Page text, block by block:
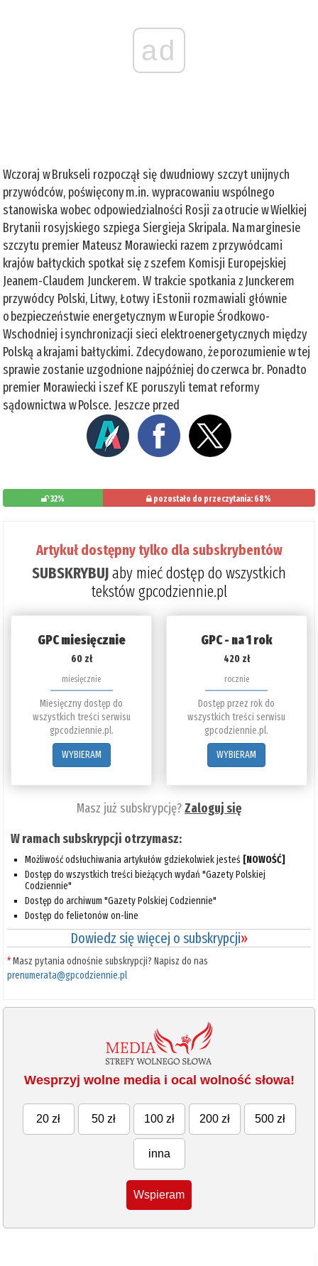
ad
Wczoraj w Brukseli rozpoczął się dwudniowy szczyt unijnych
przywódców, poświęcony m.in. wypracowaniu wspólnego
stanowiska wobec odpowiedzialności Rosji za otrucie w Wielkiej
Brytanii rosyjskiego szpiega Siergieja Skripala. Na marginesie
szczytu premier Mateusz Morawiecki razem z przywódcami
krajów bałtyckich spotkał się z szefem Komisji Europejskiej
Jeanem-Claudem Junckerem. W trakcie spotkania z Junckerem
przywódcy Polski, Litwy, Łotwy i Estonii rozmawiali głównie
o bezpieczeństwie energetycznym w Europie Środkowo-
Wschodniej i synchronizacji sieci elektroenergetycznych między
Polską a krajami bałtyckimi. Zdecydowano, że porozumienie w tej
sprawie zostanie uzgodnione najpóźniej do czerwca br. Ponadto
premier Morawiecki i szef KE poruszyli temat reformy
sądownictwa w Polsce. Jeszcze przed
32% pozostało do przeczytania: 68%
Artykuł dostępny tylko dla subskrybentów
SUBSKRYBUJaby mieć dostęp do wszystkich
tekstów gpcodziennie.pl
GPC miesięcznie
60 zł
miesięcznie
Miesięczny dostęp do
wszystkich treści serwisu
gpcodziennie.pl.
WYBIERAM
GPC - na 1 rok
420 zł
rocznie
Dostęp przez rok do
wszystkich treści serwisu
gpcodziennie.pl.
WYBIERAM
Masz już subskrypcję?Zaloguj się
W ramach subskrypcji otrzymasz:
Możliwość odsłuchiwania artykułów gdziekolwiek jesteś [NOWOŚĆ]
Dostęp do wszystkich treści bieżących wydań "Gazety Polskiej
Codziennie"
Dostęp do archiwum "Gazety Polskiej Codziennie"
Dostęp do felietonów on-line
Dowiedz się więcej o subskrypcji»
*Masz pytania odnośnie subskrypcji? Napisz do nas
prenumerata@gpcodziennie.pl
Wesprzyj wolne media i ocal wolność słowa!
20 zł 50 zł 100 zł 200 zł 500 zł
inna
Wspieram